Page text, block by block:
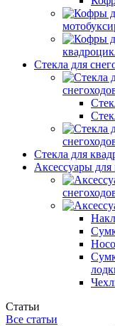
Стекла для
Стекла для
Аксессуары
Статьи
Все статьи